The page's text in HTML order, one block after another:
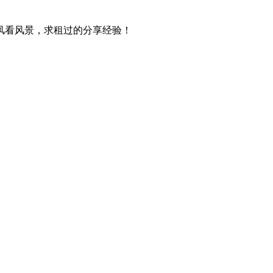
风景，求租过的分享经验！